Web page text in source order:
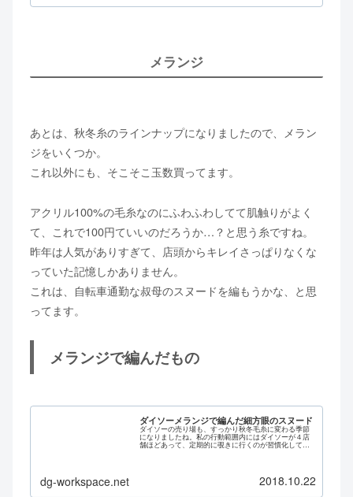
メランジ
あとは、秋冬糸のラインナップになりましたので、メラン
ジをいくつか。
これ以外にも、そこそこ玉数買ってます。
アクリル100%の毛糸なのにふわふわしてて肌触りがよく
て、これで100円ていいのだろうか…？と思う糸ですね。
昨年は人気がありすぎて、店頭からキレイさっぱりなくな
っていた記憶しかありません。
これは、自転車通勤な叔母のスヌードを編もうかな、と思
ってます。
メランジで編んだもの
ダイソーメランジで編んだ細方眼のスヌード
ダイソーの売り場も、すっかり秋冬毛糸に変わる季節
になりましたね。私の行動範囲内にはダイソーが４店
舗ほどあって、定期的に覗きに行くのが習慣化してい
るのですが、やはり今年も人気なのがメランジなよう
dg-workspace.net 2018.10.22